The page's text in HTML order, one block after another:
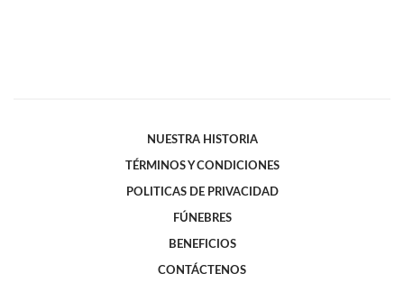
NUESTRA HISTORIA
TÉRMINOS Y CONDICIONES
POLITICAS DE PRIVACIDAD
FÚNEBRES
BENEFICIOS
CONTÁCTENOS